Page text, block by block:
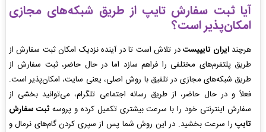
آیاثبت سفارش تایپ از طریق شبکه‌های مجازی
امکان‌پذیر است؟
هرچندایران تایپیستدر تلاش است تا در آینده نزدیک امکان ثبت سفارش از
طریق پلتفرم‌های مختلفی را فراهم سازد اما در حال حاضر، ثبت سفارش از
طریق شبکه‌های مجازی در تلفیق با روش اصلی، یعنی سایت، امکان‌پذیر است.
فعلاً و در حال حاضر، از طریق رسانه اجتماعی تلگرام، می‌توانید بخشی از
سفارش اینترنتی خود را با سرعت بیشتری تکمیل کرده و پروسهثبت سفارش
تایپرا سرعت بخشید. در این روش شما پس از سپری کردن گام‌های نرمال و